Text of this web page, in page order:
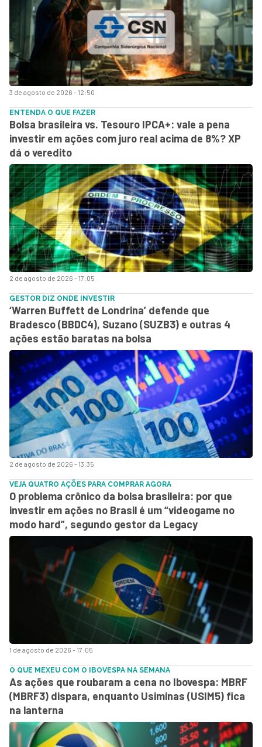
3 de agosto de 2026 - 12:50
2 de agosto de 2026 - 17:05
ENTENDA O QUE FAZER
Bolsa brasileira vs. Tesouro IPCA+: vale a pena
investir em ações com juro real acima de 8%? XP
dá o veredito
2 de agosto de 2026 - 13:35
GESTOR DIZ ONDE INVESTIR
‘Warren Buffett de Londrina’ defende que
Bradesco (BBDC4), Suzano (SUZB3) e outras 4
ações estão baratas na bolsa
1 de agosto de 2026 - 17:05
VEJA QUATRO AÇÕES PARA COMPRAR AGORA
O problema crônico da bolsa brasileira: por que
investir em ações no Brasil é um “videogame no
modo hard”, segundo gestor da Legacy
O QUE MEXEU COM O IBOVESPA NA SEMANA
As ações que roubaram a cena no Ibovespa: MBRF
(MBRF3) dispara, enquanto Usiminas (USIM5) fica
na lanterna